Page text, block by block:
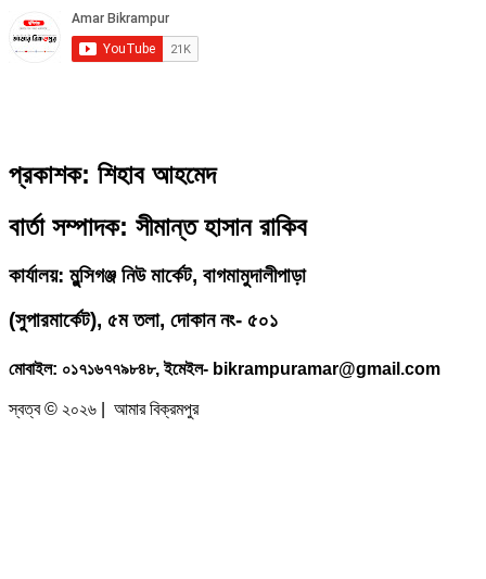
প্রকাশক: শিহাব আহমেদ
বার্তা সম্পাদক: সীমান্ত হাসান রাকিব
কার্যালয়: মুন্সিগঞ্জ নিউ মার্কেট, বাগমামুদালীপাড়া
(সুপারমার্কেট), ৫ম তলা, দোকান নং- ৫০১
মোবাইল: ০১৭১৬৭৭৯৮৪৮, ইমেইল- bikrampuramar@gmail.com
স্বত্ব © ২০২৬ | আমার বিক্রমপুর